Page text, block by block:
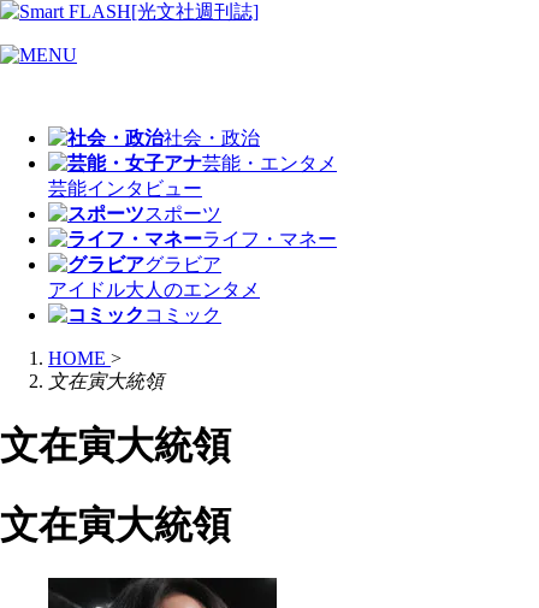
社会・政治
芸能・エンタメ
芸能インタビュー
スポーツ
ライフ・マネー
グラビア
アイドル大人のエンタメ
コミック
HOME >
文在寅大統領
文在寅大統領
文在寅大統領